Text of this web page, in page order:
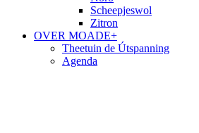
Scheepjeswol
Zitron
OVER MOADE+
Theetuin de Útspanning
Agenda